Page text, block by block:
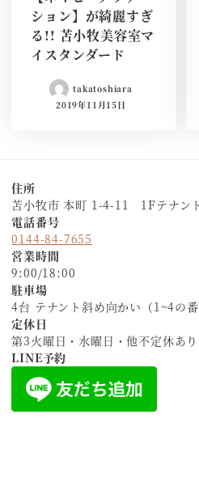
ション】が綺麗すぎ
る!! 苫小牧美容室マ
イスタンダード
takatoshiara
2019年11月15日
住所
苫小牧市 本町 1-4-11 1Fテナント
電話番号
0144-84-7655
営業時間
9:00/18:00
駐車場
4台 テナント斜め向かい（1~4の番
定休日
第3火曜日・水曜日・他不定休あり
LINE予約